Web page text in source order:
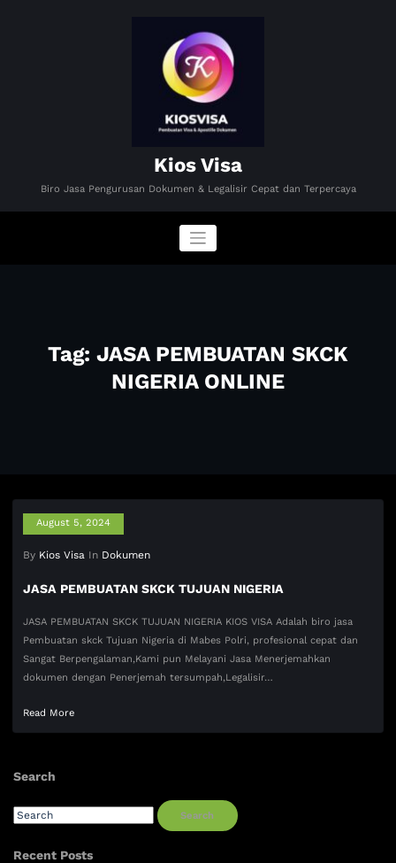
Kios Visa
Biro Jasa Pengurusan Dokumen & Legalisir Cepat dan Terpercaya
Tag: JASA PEMBUATAN SKCK
NIGERIA ONLINE
August 5, 2024
By Kios Visa In Dokumen
JASA PEMBUATAN SKCK TUJUAN NIGERIA
JASA PEMBUATAN SKCK TUJUAN NIGERIA KIOS VISA Adalah biro jasa
Pembuatan skck Tujuan Nigeria di Mabes Polri, profesional cepat dan
Sangat Berpengalaman,Kami pun Melayani Jasa Menerjemahkan
dokumen dengan Penerjemah tersumpah,Legalisir…
Read More
Search
Search
Recent Posts